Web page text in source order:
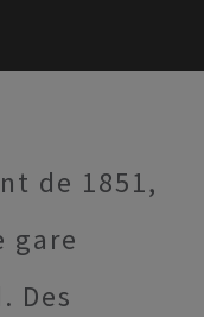
de 1851,
gare
Des